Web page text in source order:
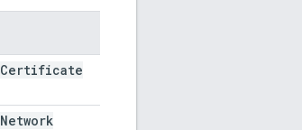
Certificate
Network